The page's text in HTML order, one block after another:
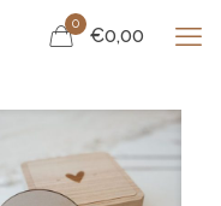
0
€0,00